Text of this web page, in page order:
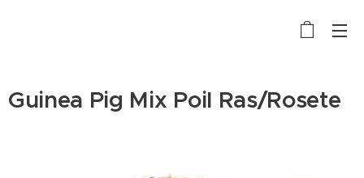
Guinea Pig Mix Poil Ras/Rosete